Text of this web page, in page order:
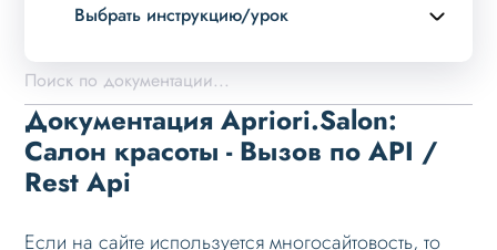
Выбрать инструкцию/урок
Описание курса
Возможности
Примеры страниц
Установка и обновление
Документация Apriori.Salon:
Салон красоты - Вызов по API /
Rest Api
Если на сайте используется многосайтовость, то